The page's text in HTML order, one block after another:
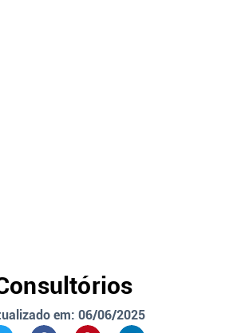
em: 06/06/2025